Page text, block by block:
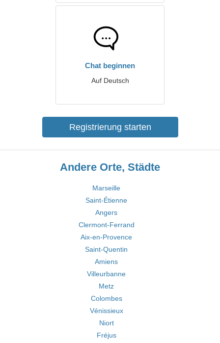
Chat beginnen
Auf Deutsch
Registrierung starten
Andere Orte, Städte
Marseille
Saint-Étienne
Angers
Clermont-Ferrand
Aix-en-Provence
Saint-Quentin
Amiens
Villeurbanne
Metz
Colombes
Vénissieux
Niort
Fréjus